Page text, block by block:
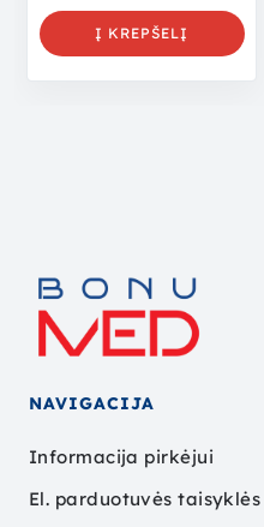
Į KREPŠELĮ
NAVIGACIJA
Informacija pirkėjui
El. parduotuvės taisyklės